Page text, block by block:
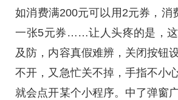
如消费满200元可以用2元券，消
一张5元券……让人头疼的是，
及防，内容真假难辨，关闭按钮
不开，又急忙关不掉，手指不小
就会点开某个小程序。中了弹窗